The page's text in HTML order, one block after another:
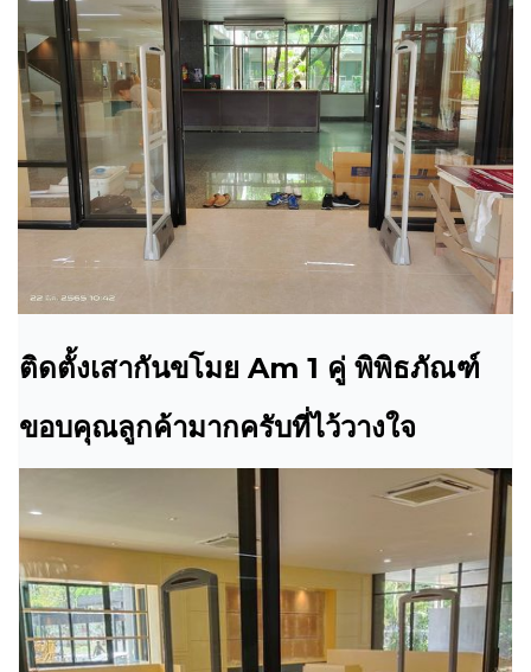
ติดตั้งเสากันขโมย Am 1 คู่ พิพิธภัณฑ์
ขอบคุณลูกค้ามากครับที่ไว้วางใจ